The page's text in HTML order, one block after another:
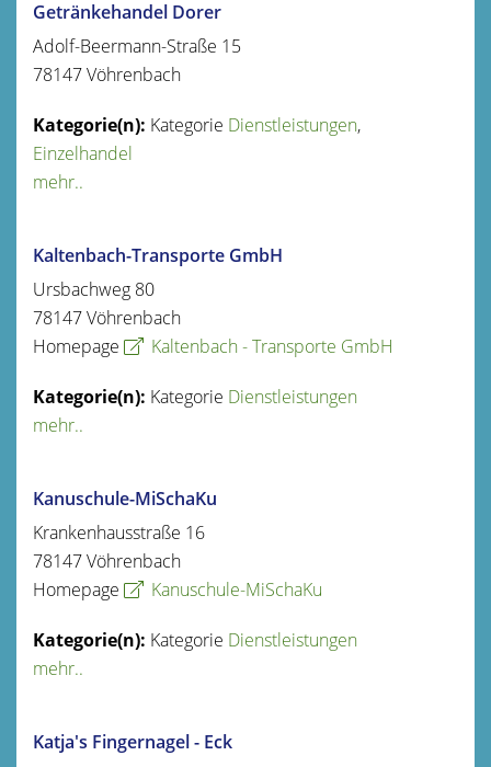
Getränkehandel Dorer
Adolf-Beermann-Straße 15
78147Vöhrenbach
Kategorie Dienstleistungen,
Einzelhandel
mehr..
Kaltenbach-Transporte GmbH
Ursbachweg 80
78147Vöhrenbach
Homepage
Kaltenbach - Transporte GmbH
Kategorie Dienstleistungen
mehr..
Kanuschule-MiSchaKu
Krankenhausstraße 16
78147Vöhrenbach
Homepage
Kanuschule-MiSchaKu
Kategorie Dienstleistungen
mehr..
Katja's Fingernagel - Eck